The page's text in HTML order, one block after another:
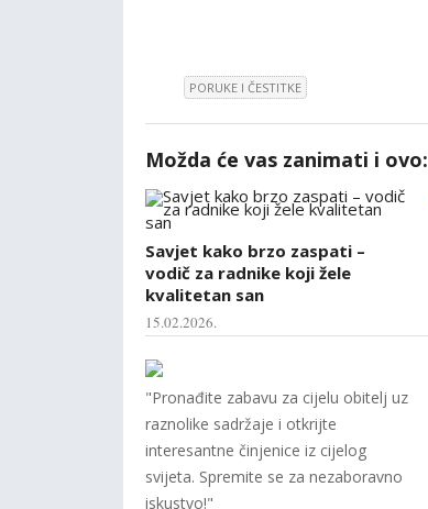
PORUKE I ČESTITKE
Možda će vas zanimati i ovo:
Savjet kako brzo zaspati –
vodič za radnike koji žele
kvalitetan san
15.02.2026.
"Pronađite zabavu za cijelu obitelj uz
raznolike sadržaje i otkrijte
interesantne činjenice iz cijelog
svijeta. Spremite se za nezaboravno
iskustvo!"